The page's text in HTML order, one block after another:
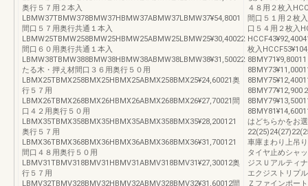
奥行５７用２本入
LBMW37TBMW378BMW37HBMW37ABMW37LBMW37¥54,8001
間口５７用奥行共通１本入
LBMW25TBMW258BMW25HBMW25ABMW25LBMW25¥30,40022
間口６０用奥行共通１本入
LBMW38TBMW388BMW38HBMW38ABMW38LBMW38¥31,50022
たる木・押え材間口３６用奥行５０用
LBMX25TBMX258BMX25HBMX25ABMX258BMX25¥24,60021奥
行５７用
LBMX26TBMX268BMX26HBMX26ABMX268BMX26¥27,70021間
口４２用奥行５０用
LBMX35TBMX358BMX35HBMX35ABMX358BMX35¥28,200121
奥行５７用
LBMX36TBMX368BMX36HBMX36ABMX368BMX36¥31,700121
間口４８用奥行５０用
LBMV31TBMV318BMV31HBMV31ABMV318BMV31¥27,30012奥
行５７用
LBMV32TBMV328BMV32HBMV32ABMV328BMV32¥31,60012間
４８用２枚入
間口５１用２枚
口５４用２枚入
枚入
8BMY77¥12,900
はどちらかをお
車庫まわり上吊
タイヤ止めシャ
ジスＵアルティ
エクジストリプ
Ｚファインポー